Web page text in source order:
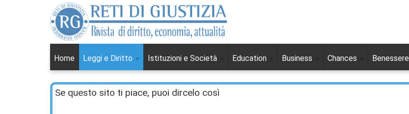
Home Leggi e Diritto Istituzioni e Società Education Business Chances Benessere
Se questo sito ti piace, puoi dircelo così